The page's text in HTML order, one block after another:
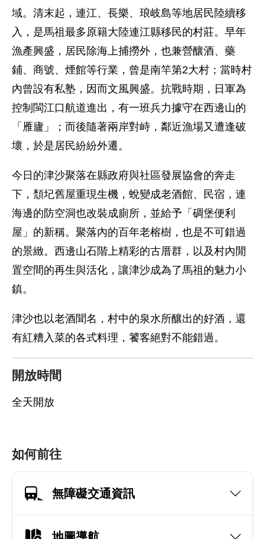
域。清末起，連江、長樂、琅岐島等地居民陸續移
入，是馬祖最多原籍大陸連江縣移民的村莊。早年
漁產興盛，居民除海上捕撈外，也兼營釀酒、藥
鋪、商號、煙館等行業，曾是南竿第2大村；當時村
內曾設有私塾，因而文風興盛。抗戰時期，日軍為
控制閩江口航道進出，有一班兵力據守在西邊山的
「雁廬」；而後隨著兩岸對峙，鄰近漁場又遭逢破
壞，於是居民紛紛外遷。
今日的津沙聚落在縣政府與社區發展協會的奔走
下，頹圮舊屋重現生機，蛻變成老酒館、民宿，連
海邊的防空洞也改裝成廁所，並給予「碉堡便利
屋」的新稱。聚落內的百年老榕樹，也是不可錯過
的景緻。西邊山石階上精彩的古厝群，以及村內閒
置空間的再生與活化，讓津沙成為了馬祖的魅力小
鎮。
津沙也以老酒聞名，村中的泉水所釀出的好酒，還
有紅糟入菜的各式料理，饕客絕對不能錯過。
開放時間
全天開放
如何前往
無障礙交通資訊
地圖導航